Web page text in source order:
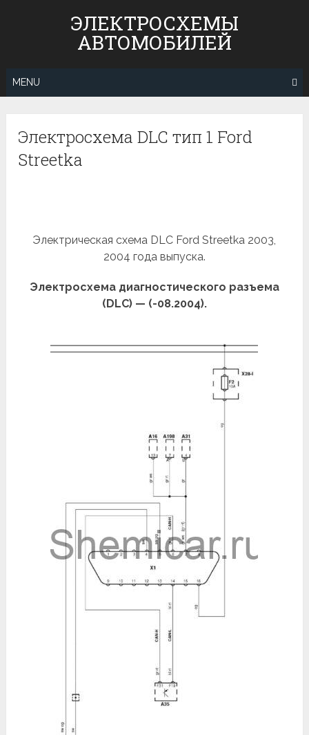
ЭЛЕКТРОСХЕМЫ
АВТОМОБИЛЕЙ
MENU
Электросхема DLC тип 1 Ford
Streetka
Электрическая схема DLC Ford Streetka 2003,
2004 года выпуска.
Электросхема диагностического разъема
(DLC) — (-08.2004).